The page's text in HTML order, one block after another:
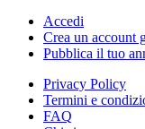
Accedi
Crea un account
Pubblica il tuo
Privacy Policy
Termini e
FAQ